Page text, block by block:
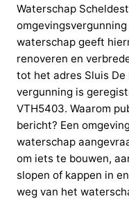
Waterschap
waterschap geeft
renoveren en
tot het adres Sluis De
vergunning is
VTH5403. Waarom
bericht? Een
waterschap
om iets te bouwen,
slopen of kappen in
weg van het